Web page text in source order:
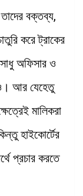
বক্তব্য,
করে ট্রাকের
অফিসার ও
আর যেহেতু
মালিকরা
হাইকোর্টের
প্রচার করতে